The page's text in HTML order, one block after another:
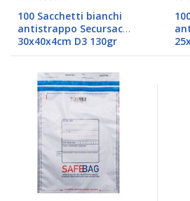
100 Sacchetti bianchi
antistrappo Secursac
30x40x4cm D3 130gr